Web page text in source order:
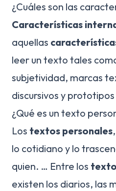
¿Cuáles son las
Características
aquellas
leer un texto tales
subjetividad, marcas
discursivos y
¿Qué es un texto
Los textos personales
lo cotidiano y lo
quien. … Entre los
existen los diarios, las